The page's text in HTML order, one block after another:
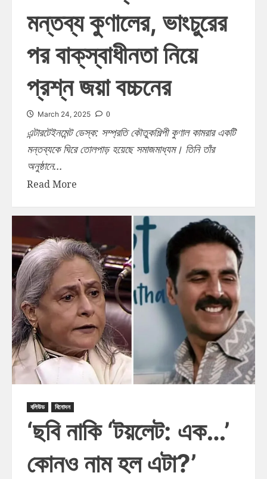
মন্তব্য কুণালের, ভাংচুরের
পর বাক্‌স্বাধীনতা নিয়ে
প্রশ্ন জয়া বচ্চনের
March 24, 2025 0
এন্টারটেইনমেন্ট ডেস্ক: সম্প্রতি কৌতুকশিল্পী কুণাল কামরার একটি
মন্তব্যকে ঘিরে তোলপাড় হয়েছে সমাজমাধ্যম। তিনি তাঁর
অনুষ্ঠানে...
Read More
বলিউড বিনোদন
‘ছবি নাকি ‘টয়লেট: এক…’
কোনও নাম হল এটা?’